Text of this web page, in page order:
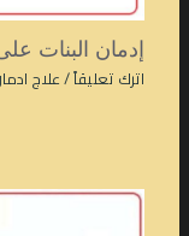
إدمان البنات
اترك تعليقاً/علاج